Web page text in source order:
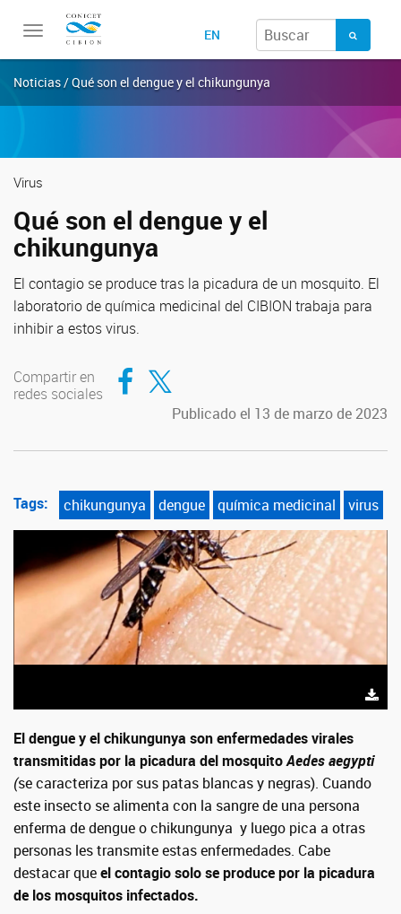
Toggle
EN
Noticias / Qué son el dengue y el chikungunya
Virus
Qué son el dengue y el
chikungunya
El contagio se produce tras la picadura de un mosquito. El
laboratorio de química medicinal del CIBION trabaja para
inhibir a estos virus.
Compartir en
redes sociales
Compartir en Facebook
Compartir en Twitter
Publicado el 13 de marzo de 2023
Tags: chikungunya dengue química medicinal virus
El dengue y el chikungunya son enfermedades virales
transmitidas por la picadura del mosquitoAedes aegypti
(se caracteriza por sus patas blancas y negras). Cuando
este insecto se alimenta con la sangre de una persona
enferma de dengue o chikungunya y luego pica a otras
personas les transmite estas enfermedades. Cabe
destacar queel contagio solo se produce por la picadura
de los mosquitos infectados.